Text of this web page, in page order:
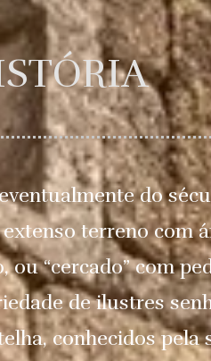
do
terreno com
“cercado” com
de ilustres
conhecidos pela